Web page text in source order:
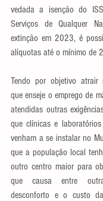
vedada a isenção do
Serviços de Qualquer
extinção em 2023, é
alíquotas até o mínimo de
Tendo por objetivo atrair
que enseje o emprego de
atendidas outras
que clínicas e
venham a se instalar no
que a população local
outro centro maior para
que causa entre
desconforto e o custo